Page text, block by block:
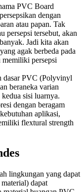
PVC Board
dengan
atau papan. Tak
persepsi tersebut, akan
Jadi kita akan
agak berbeda pada
memiliki persepsi
dasar PVC (Polyvinyl
beraneka varian
sisi luarnya.
dengan beragam
aplikasi,
flextural strength
lingkungan yang dapat
dapat